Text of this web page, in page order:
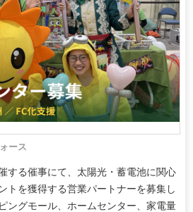
ース
する催事にて、太陽光・蓄電池に関心
トを獲得する営業パートナーを募集し
ングモール、ホームセンター、家電量